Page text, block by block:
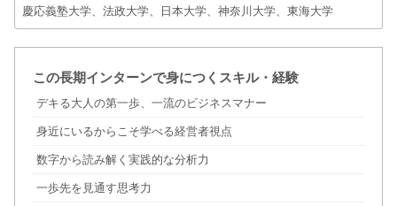
慶応義塾大学、法政大学、日本大学、神奈川大学、東海大学
この長期インターンで身につくスキル・経験
デキる大人の第一歩、一流のビジネスマナー
身近にいるからこそ学べる経営者視点
数字から読み解く実践的な分析力
一歩先を見通す思考力